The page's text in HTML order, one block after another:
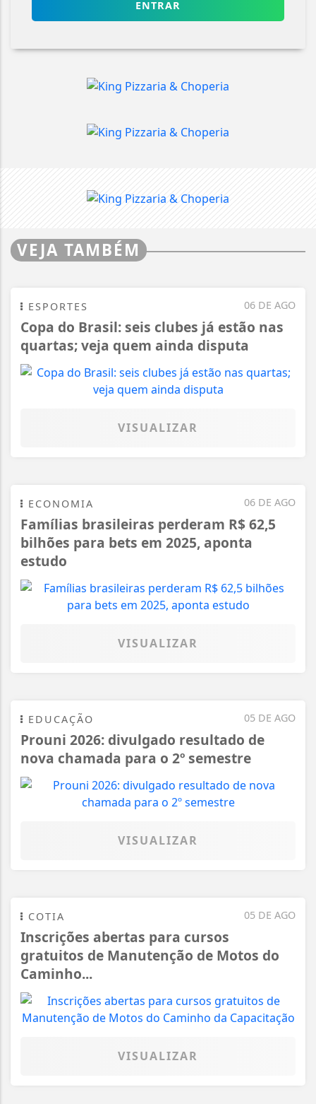
ENTRAR
VEJA TAMBÉM
06 DE AGO
ESPORTES
Copa do Brasil: seis clubes já estão nas
quartas; veja quem ainda disputa
VISUALIZAR
06 DE AGO
ECONOMIA
Famílias brasileiras perderam R$ 62,5
bilhões para bets em 2025, aponta
estudo
VISUALIZAR
05 DE AGO
EDUCAÇÃO
Prouni 2026: divulgado resultado de
nova chamada para o 2º semestre
VISUALIZAR
05 DE AGO
COTIA
Inscrições abertas para cursos
gratuitos de Manutenção de Motos do
Caminho...
VISUALIZAR